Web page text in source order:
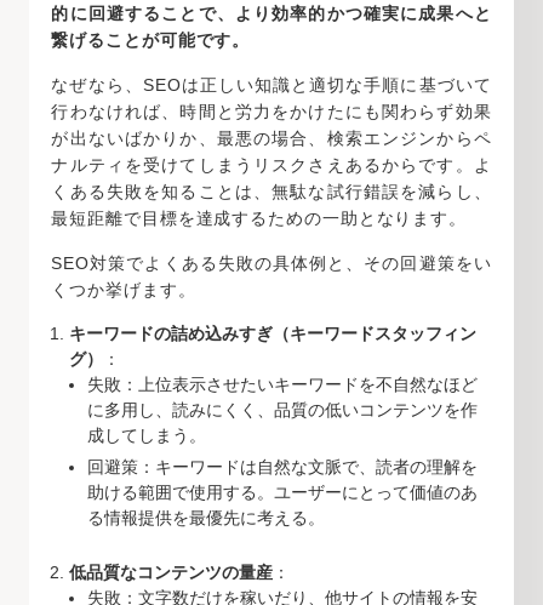
的に回避することで、より効率的かつ確実に成果へと
繋げることが可能です。
なぜなら、SEOは正しい知識と適切な手順に基づいて
行わなければ、時間と労力をかけたにも関わらず効果
が出ないばかりか、最悪の場合、検索エンジンからペ
ナルティを受けてしまうリスクさえあるからです。よ
くある失敗を知ることは、無駄な試行錯誤を減らし、
最短距離で目標を達成するための一助となります。
SEO対策でよくある失敗の具体例と、その回避策をい
くつか挙げます。
キーワードの詰め込みすぎ（キーワードスタッフィン
グ）
：
失敗：上位表示させたいキーワードを不自然なほど
に多用し、読みにくく、品質の低いコンテンツを作
成してしまう。
回避策：キーワードは自然な文脈で、読者の理解を
助ける範囲で使用する。ユーザーにとって価値のあ
る情報提供を最優先に考える。
低品質なコンテンツの量産 ：
失敗：文字数だけを稼いだり、他サイトの情報を安